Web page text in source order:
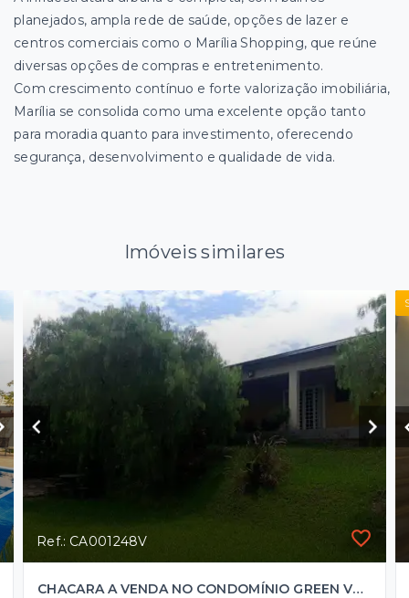
planejados, ampla rede de saúde, opções de lazer e
centros comerciais como o Marília Shopping, que reúne
diversas opções de compras e entretenimento.
Com crescimento contínuo e forte valorização imobiliária,
Marília se consolida como uma excelente opção tanto
para moradia quanto para investimento, oferecendo
segurança, desenvolvimento e qualidade de vida.
Imóveis similares
Ref.: CA001248V
CHACARA A VENDA NO CONDOMÍNIO GREEN VALEY